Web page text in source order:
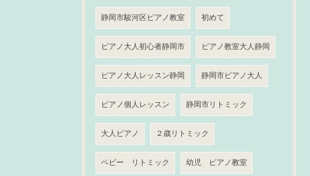
静岡市駿河区ピアノ教室 初めて
ピアノ大人初心者静岡市 ピアノ教室大人静岡
ピアノ大人レッスン静岡 静岡市ピアノ大人
ピアノ個人レッスン 静岡市リトミック
大人ピアノ ２歳リトミック
ベビー リトミック 幼児 ピアノ教室